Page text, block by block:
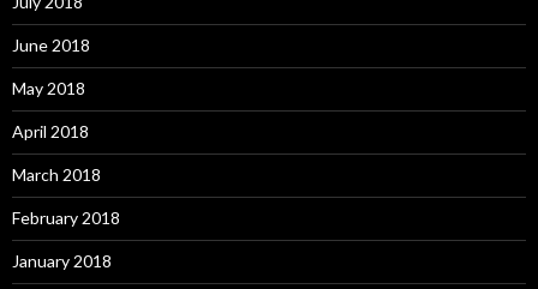
June 2018
May 2018
April 2018
March 2018
February 2018
January 2018